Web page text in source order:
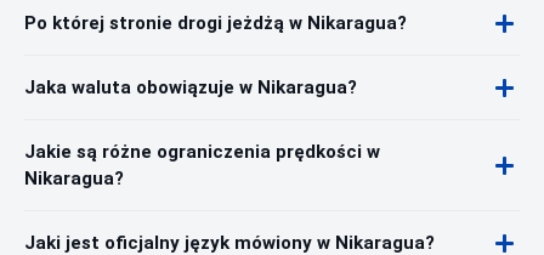
Po której stronie drogi jeżdżą w Nikaragua?
Jaka waluta obowiązuje w Nikaragua?
Jakie są różne ograniczenia prędkości w
Nikaragua?
Jaki jest oficjalny język mówiony w Nikaragua?